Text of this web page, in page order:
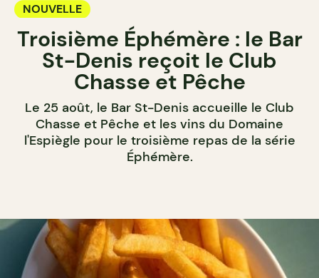
NOUVELLE
Troisième Éphémère : le Bar
St-Denis reçoit le Club
Chasse et Pêche
Le 25 août, le Bar St-Denis accueille le Club
Chasse et Pêche et les vins du Domaine
l'Espiègle pour le troisième repas de la série
Éphémère.